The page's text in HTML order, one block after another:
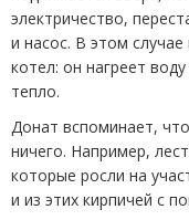
электричество,
и насос. В этом
котел: он нагреет
тепло.
Донат вспоминает,
ничего. Например,
которые росли на
и из этих кирпичей с